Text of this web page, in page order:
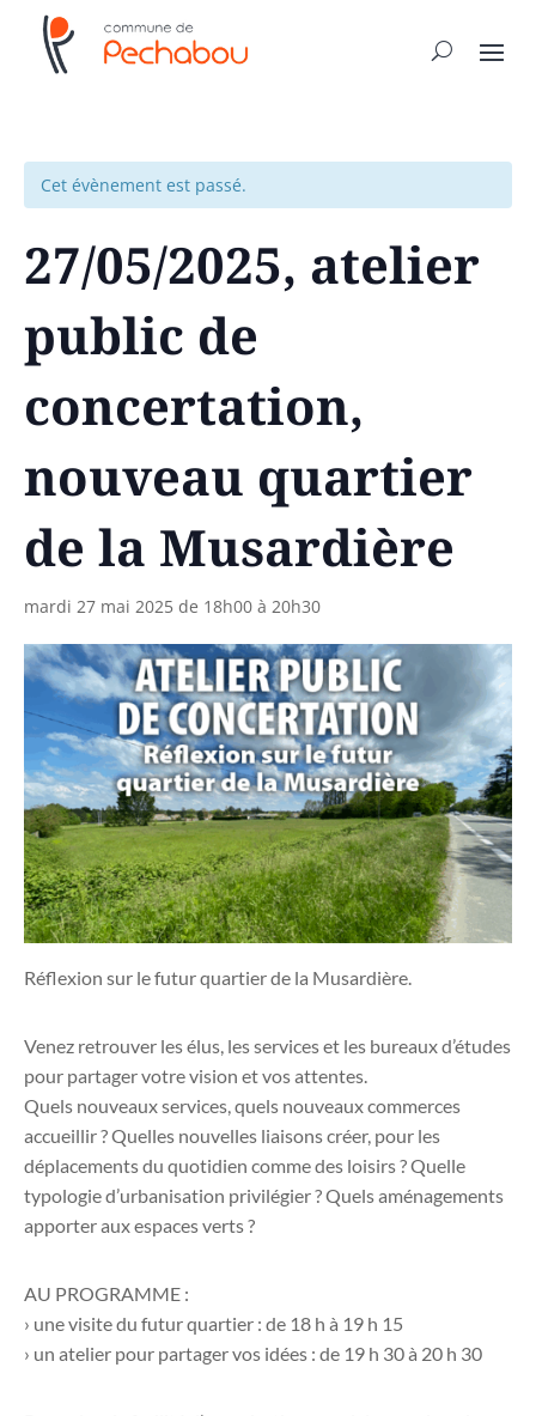
Cet évènement est passé.
27/05/2025, atelier
public de
concertation,
nouveau quartier
de la Musardière
mardi 27 mai 2025 de 18h00 à 20h30
Réflexion sur le futur quartier de la Musardière.
Venez retrouver les élus, les services et les bureaux d’études
pour partager votre vision et vos attentes.
Quels nouveaux services, quels nouveaux commerces
accueillir ? Quelles nouvelles liaisons créer, pour les
déplacements du quotidien comme des loisirs ? Quelle
typologie d’urbanisation privilégier ? Quels aménagements
apporter aux espaces verts ?
AU PROGRAMME :
› une visite du futur quartier : de 18 h à 19 h 15
› un atelier pour partager vos idées : de 19 h 30 à 20 h 30